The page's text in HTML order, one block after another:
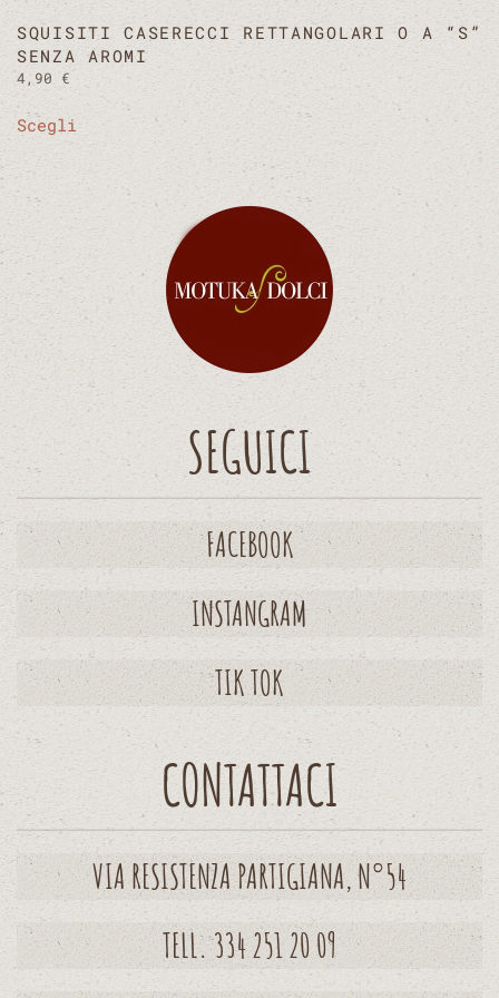
SQUISITI CASERECCI RETTANGOLARI O A “S”
SENZA AROMI
4,90 €
Scegli
Questo
varianti.
opzioni
possono
essere
scelte
nella
pagina
del
prodotto
SEGUICI
FACEBOOK
INSTANGRAM
TIK TOK
CONTATTACI
VIA RESISTENZA PARTIGIANA, N°54
TELL. 334 251 20 09